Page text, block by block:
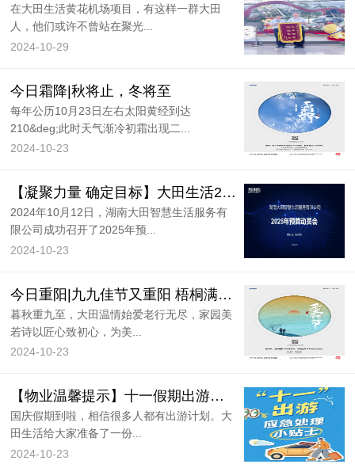
在大田生活黄花机场项目，有这样一群大田
人，他们或许不曾站在聚光...
2024-10-29
今日霜降|秋将止，冬将至
每年公历10月23日左右太阳黄经到达
210&deg;此时天气渐冷初霜出现二...
2024-10-23
【凝聚力量 确定目标】大田生活2025年预算动员培训会圆满召开！
2024年10月12日，湖南大田智慧生活服务有
限公司成功召开了2025年预...
2024-10-23
今日重阳|九九佳节又重阳 梧桐满枝菊酒香
暮秋重九至，大田温情始爱老行无尽，家园美
若诗以匠心致初心，为美...
2024-10-23
【物业温馨提示】十一假期出游，这些应急安全小贴士快收藏！
国庆假期到啦，相信很多人都有出游计划。大
田生活给大家准备了一份...
2024-10-23